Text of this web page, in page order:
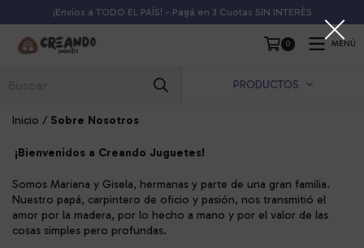
¡Envíos a TODO EL PAÍS! - Pagá en 3 Cuotas SIN INTERÉS
0 MENÚ
PRODUCTOS
Inicio / Sobre Nosotros
¡Bienvenidos a Creando Juguetes!
Somos Mariana y Gisela, hermanas y parte de una gran familia.
Nuestro papá, carpintero de oficio y pasión, nos transmitió el
amor por la madera, por lo hecho a mano y por el valor de las
cosas simples pero profundas.